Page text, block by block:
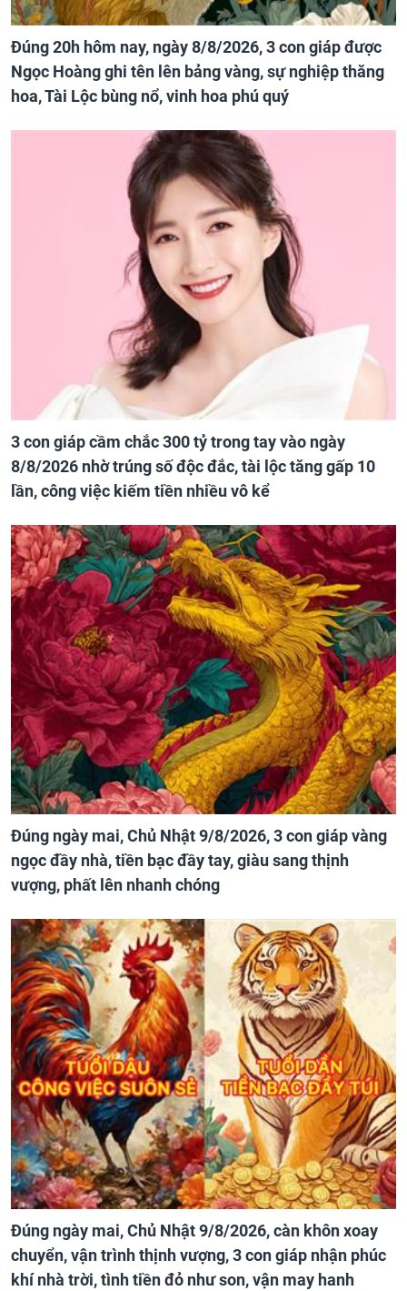
Đúng 20h hôm nay, ngày 8/8/2026, 3 con giáp được
Ngọc Hoàng ghi tên lên bảng vàng, sự nghiệp thăng
hoa, Tài Lộc bùng nổ, vinh hoa phú quý
3 con giáp cầm chắc 300 tỷ trong tay vào ngày
8/8/2026 nhờ trúng số độc đắc, tài lộc tăng gấp 10
lần, công việc kiếm tiền nhiều vô kể
Đúng ngày mai, Chủ Nhật 9/8/2026, 3 con giáp vàng
ngọc đầy nhà, tiền bạc đầy tay, giàu sang thịnh
vượng, phất lên nhanh chóng
Đúng ngày mai, Chủ Nhật 9/8/2026, càn khôn xoay
chuyển, vận trình thịnh vượng, 3 con giáp nhận phúc
khí nhà trời, tình tiền đỏ như son, vận may hanh